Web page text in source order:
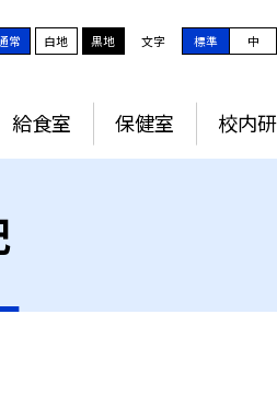
常 白地 黒地 文字 標準 中
給食室 保健室 校内